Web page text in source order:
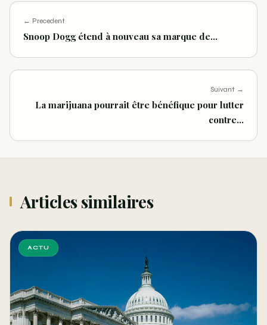
← Precedent
Snoop Dogg étend à nouveau sa marque de…
Suivant →
La marijuana pourrait être bénéfique pour lutter
contre…
Articles similaires
ACTU